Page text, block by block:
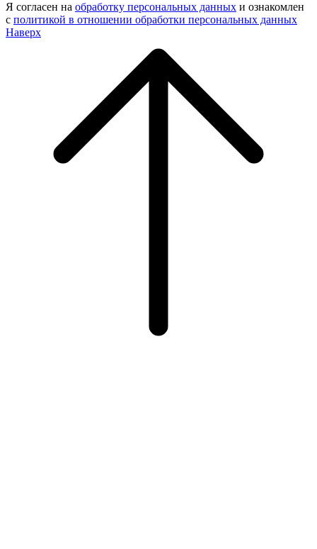
Я согласен на обработку персональных данных и ознакомлен
с политикой в отношении обработки персональных данных
Наверх